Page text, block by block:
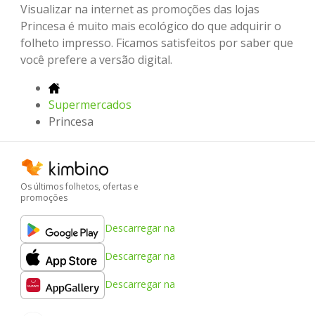
Visualizar na internet as promoções das lojas
Princesa é muito mais ecológico do que adquirir o
folheto impresso. Ficamos satisfeitos por saber que
você prefere a versão digital.
Supermercados
Princesa
Os últimos folhetos, ofertas e
promoções
Descarregar na
Descarregar na
Descarregar na